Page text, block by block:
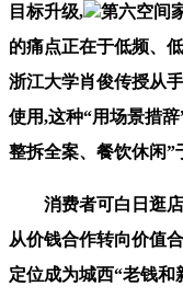
目标升级,
第六空间
的痛点正在于低频、
浙江大学肖俊传授从
使用,这种“用场景措
整拆全案、餐饮休闲
消费者可白日逛店
从价钱合作转向价值
定位成为城西“老钱